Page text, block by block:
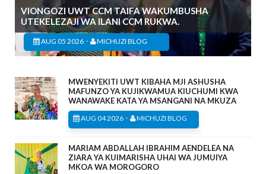
VIONGOZI UWT CCM TAIFA WAKUMBUSHA
UTEKELEZAJI WA ILANI CCM RUKWA.
AUG 05 2026 - MICHUZI BLOG
MWENYEKITI UWT KIBAHA MJI ASHUSHA
MAFUNZO YA KUJIKWAMUA KIUCHUMI KWA
WANAWAKE KATA YA MSANGANI NA MKUZA
AUG 04 2026 - MICHUZI BLOG
MARIAM ABDALLAH IBRAHIM AENDELEA NA
ZIARA YA KUIMARISHA UHAI WA JUMUIYA
MKOA WA MOROGORO